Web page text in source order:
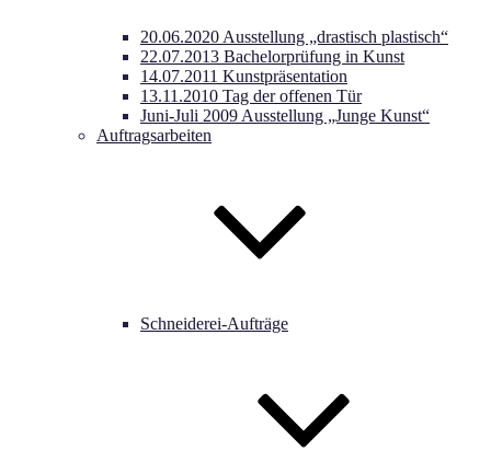
20.06.2020 Ausstellung „drastisch plastisch“
22.07.2013 Bachelorprüfung in Kunst
14.07.2011 Kunstpräsentation
13.11.2010 Tag der offenen Tür
Juni-Juli 2009 Ausstellung „Junge Kunst“
Auftragsarbeiten
Schneiderei-Aufträge